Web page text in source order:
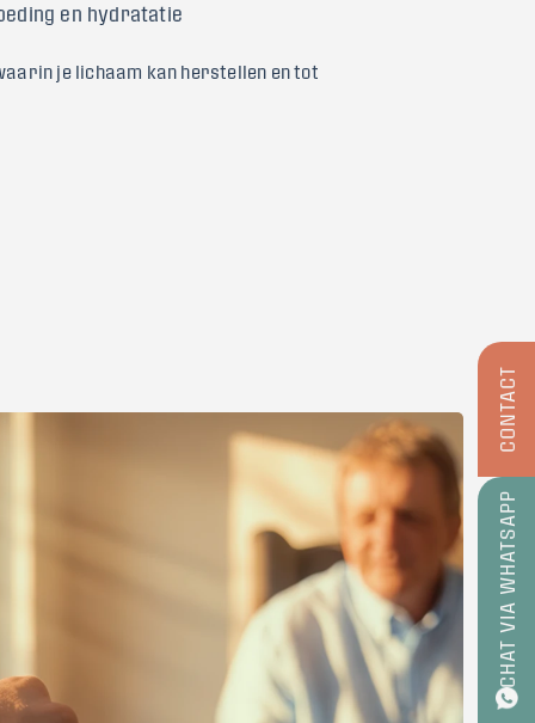
CHAT VIA WHATSAPP
CONTACT
en hydratatie
je lichaam kan herstellen en tot